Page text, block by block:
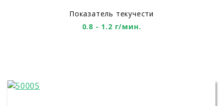
Показатель текучести
0.8 - 1.2 г/мин.